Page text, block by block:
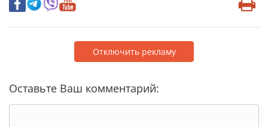
Отключить рекламу
Оставьте Ваш комментарий: